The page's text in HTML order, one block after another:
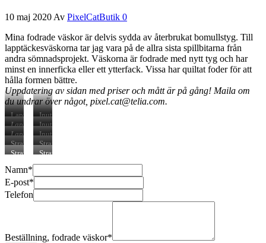
10 maj 2020 Av PixelCatButik 0
Mina fodrade väskor är delvis sydda av återbrukat bomullstyg. Till
lapptäckesväskorna tar jag vara på de allra sista spillbitarna från
andra sömnadsprojekt. Väskorna är fodrade med nytt tyg och har
minst en innerficka eller ett ytterfack. Vissa har quiltat foder för att
hålla formen bättre.
Uppdatering av sidan med priser och mått är på gång! Maila om
du undrar över något, pixel.cat@telia.com.
Lapptäckesväska
i
blå/turkosa
toner.
Längre
Inuti
väskan.
Med
innerficka
Lapptäckesväska
i
blå/turkosa
toner.
handtag,
Inuti
väskan.
Med
innerficka.
Lapptäckesväska
i
gröna
Kortare
handtag,
Inuti
väskan.
Med
Strandväska
”Marin”
bärhandtag.
Strandväska,
insidan
Strandväska
”Solros”
Axellånga
bärhandtag.
Strandväska,
inuti
innerficka.
Namn*
E-post*
Telefon
Beställning, fodrade väskor*